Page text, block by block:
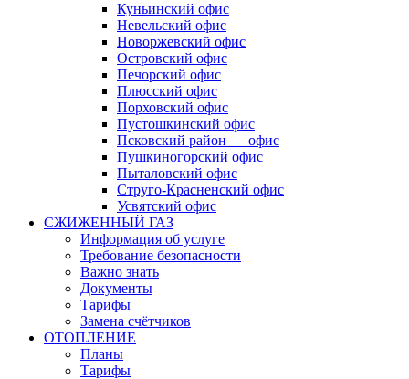
Куньинский офис
Невельский офис
Новоржевский офис
Островский офис
Печорский офис
Плюсский офис
Порховский офис
Пустошкинский офис
Псковский район — офис
Пушкиногорский офис
Пыталовский офис
Струго-Красненский офис
Усвятский офис
СЖИЖЕННЫЙ ГАЗ
Информация об услуге
Требование безопасности
Важно знать
Документы
Тарифы
Замена счётчиков
ОТОПЛЕНИЕ
Планы
Тарифы